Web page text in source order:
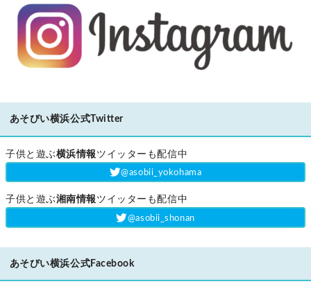
あそびい横浜公式Twitter
子供と遊ぶ横浜情報ツイッターも配信中
‎@asobii_yokohama
子供と遊ぶ湘南情報ツイッターも配信中
‎@asobii_shonan
あそびい横浜公式Facebook